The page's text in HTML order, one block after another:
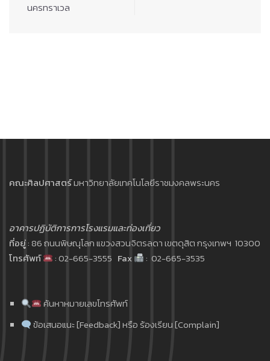
นครทราเวล
คณะศิลปศาสตร์มหาวิทยาลัยเทคโนโลยีราชมงคลพระนคร
อาคารปฏิบัติการการโรงแรมและท่องเที่ยว
ที่อยู่: 86 ถนนพิษณุโลก แขวงสวนจิตรลดา เขตดุสิต กรุงเทพฯ 10300
โทรศัพท์
: 02-665-3555 Fax : 02-665-3535
ค้นหาหมายเลขโทรศัพท์
ข้อเสนอแนะ [Feedback] หรือ ร้องเรียน [Complain]